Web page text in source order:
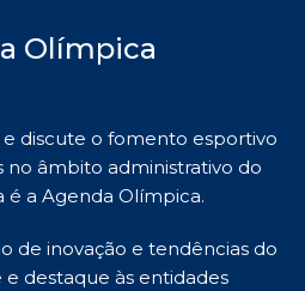
Olímpica
discute o fomento esportivo
no âmbito administrativo do
é a Agenda Olímpica.
de inovação e tendências do
e destaque às entidades